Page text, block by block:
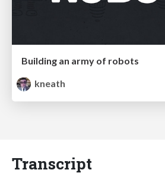
Building an army of robots
kneath
Transcript